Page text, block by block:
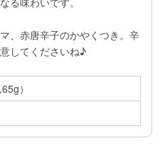
、赤唐辛子のかやくつき。辛
してくださいね♪
）